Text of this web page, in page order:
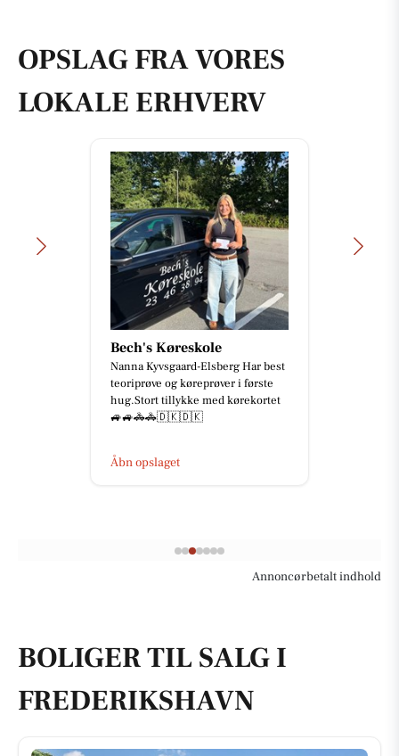
OPSLAG FRA VORES
LOKALE ERHVERV
Bech's Køreskole
Nanna Kyvsgaard-Elsberg Har best
teoriprøve og køreprøver i første
hug.Stort tillykke med kørekortet
🚙🚙🚓🚓🇩🇰🇩🇰
Åbn opslaget
Annoncørbetalt indhold
BOLIGER TIL SALG I
FREDERIKSHAVN